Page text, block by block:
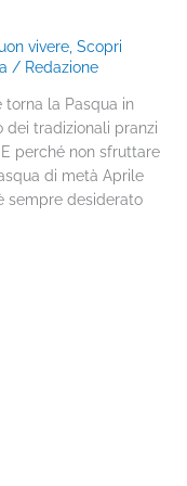
vivere ,Scopri
/ Redazione
torna la Pasqua in
dei tradizionali pranzi
perché non sfruttare
di metà Aprile
sempre desiderato